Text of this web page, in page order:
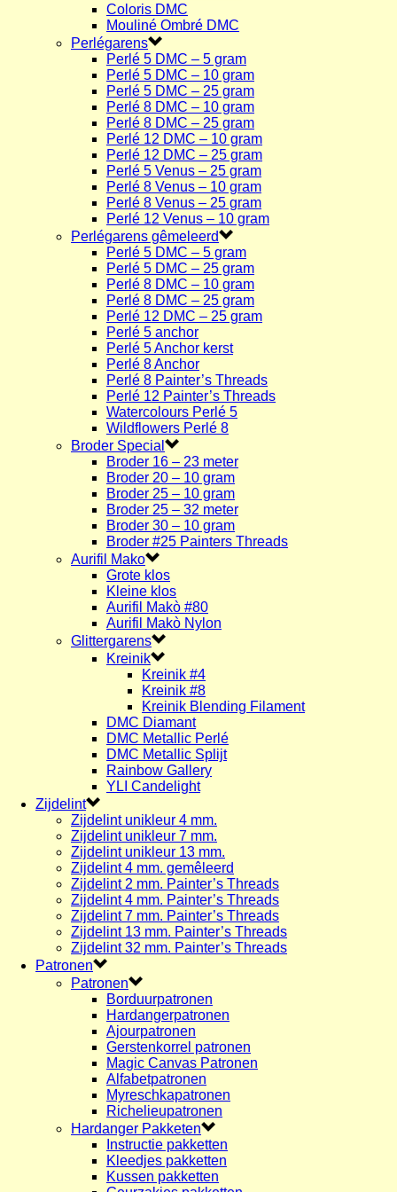
Coloris DMC
Mouliné Ombré DMC
Perlégarens
Perlé 5 DMC – 5 gram
Perlé 5 DMC – 10 gram
Perlé 5 DMC – 25 gram
Perlé 8 DMC – 10 gram
Perlé 8 DMC – 25 gram
Perlé 12 DMC – 10 gram
Perlé 12 DMC – 25 gram
Perlé 5 Venus – 25 gram
Perlé 8 Venus – 10 gram
Perlé 8 Venus – 25 gram
Perlé 12 Venus – 10 gram
Perlégarens gêmeleerd
Perlé 5 DMC – 5 gram
Perlé 5 DMC – 25 gram
Perlé 8 DMC – 10 gram
Perlé 8 DMC – 25 gram
Perlé 12 DMC – 25 gram
Perlé 5 anchor
Perlé 5 Anchor kerst
Perlé 8 Anchor
Perlé 8 Painter’s Threads
Perlé 12 Painter’s Threads
Watercolours Perlé 5
Wildflowers Perlé 8
Broder Special
Broder 16 – 23 meter
Broder 20 – 10 gram
Broder 25 – 10 gram
Broder 25 – 32 meter
Broder 30 – 10 gram
Broder #25 Painters Threads
Aurifil Mako
Grote klos
Kleine klos
Aurifil Makò #80
Aurifil Makò Nylon
Glittergarens
Kreinik
Kreinik #4
Kreinik #8
Kreinik Blending Filament
DMC Diamant
DMC Metallic Perlé
DMC Metallic Splijt
Rainbow Gallery
YLI Candelight
Zijdelint
Zijdelint unikleur 4 mm.
Zijdelint unikleur 7 mm.
Zijdelint unikleur 13 mm.
Zijdelint 4 mm. gemêleerd
Zijdelint 2 mm. Painter’s Threads
Zijdelint 4 mm. Painter’s Threads
Zijdelint 7 mm. Painter’s Threads
Zijdelint 13 mm. Painter’s Threads
Zijdelint 32 mm. Painter’s Threads
Patronen
Patronen
Borduurpatronen
Hardangerpatronen
Ajourpatronen
Gerstenkorrel patronen
Magic Canvas Patronen
Alfabetpatronen
Myreschkapatronen
Richelieupatronen
Hardanger Pakketen
Instructie pakketten
Kleedjes pakketten
Kussen pakketten